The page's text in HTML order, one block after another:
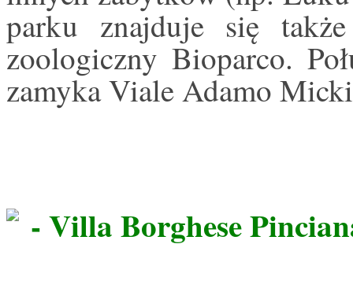
parku znajduje się
zoologiczny Bioparco.
zamyka Viale Adamo
- Villa Borghese